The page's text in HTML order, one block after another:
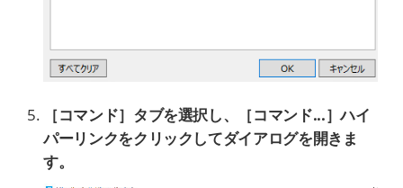
［コマンド］タブを選択し、［コマンド...］ハイ
パーリンクをクリックしてダイアログを開きま
す。